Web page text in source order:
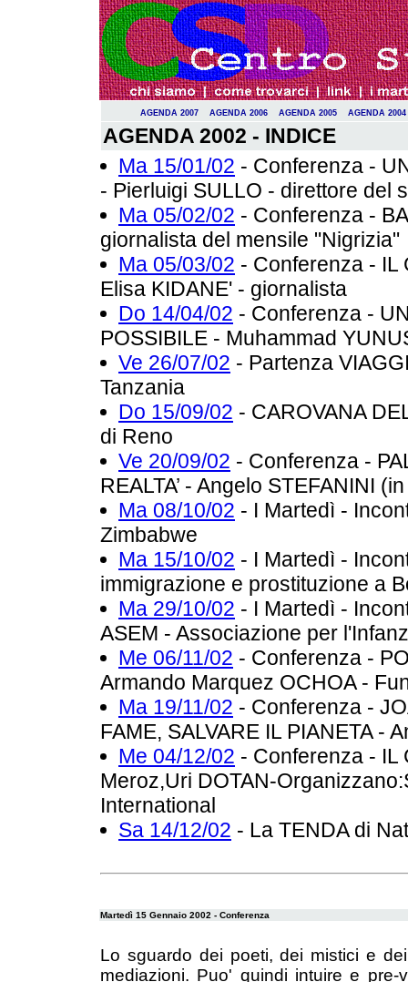
AGENDA 2007 AGENDA 2006 AGENDA 2005 AGENDA 2004
AGENDA 2002 - INDICE
Ma 15/01/02 - Conferenza -
- Pierluigi SULLO - direttore del
Ma 05/02/02 - Conferenza -
giornalista del mensile "Nigrizia"
Ma 05/03/02 - Conferenza - IL
Elisa KIDANE' - giornalista
Do 14/04/02 - Conferenza -
POSSIBILE - Muhammad
Ve 26/07/02 - Partenza
Tanzania
Do 15/09/02 - CAROVANA
di Reno
Ve 20/09/02 - Conferenza -
REALTA’ - Angelo STEFANINI
Ma 08/10/02 - I Martedì -
Zimbabwe
Ma 15/10/02 - I Martedì -
immigrazione e prostituzione a
Ma 29/10/02 - I Martedì -
ASEM - Associazione per
Me 06/11/02 - Conferenza -
Armando Marquez OCHOA -
Ma 19/11/02 - Conferenza -
FAME, SALVARE IL PIANETA -
Me 04/12/02 - Conferenza - IL
Meroz,Uri DOTAN-
International
Sa 14/12/02 - La TENDA di
Martedì 15 Gennaio 2002 - Conferenza
Lo sguardo dei poeti, dei mistici e
mediazioni. Puo' quindi intuire e